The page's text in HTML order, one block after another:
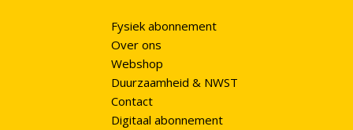
Fysiek abonnement
Over ons
Webshop
Duurzaamheid & NWST
Contact
Digitaal abonnement